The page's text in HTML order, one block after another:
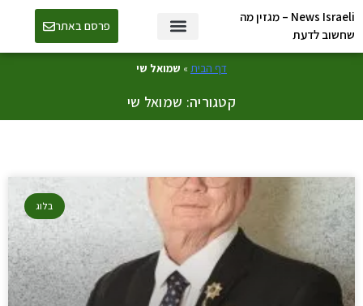
News Israeli – מגזין מה
שחשוב לדעת
פרסם באתר
דף הבית» שמואל שי
קטגוריה: שמואל שי
בלוג